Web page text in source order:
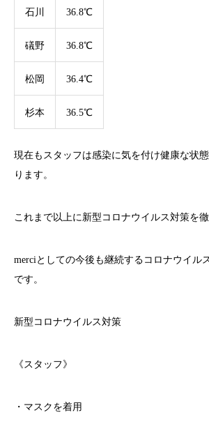
石川 36.8℃
礒野 36.8℃
松岡 36.4℃
杉本 36.5℃
現在もスタッフは感染に気を付け健康な状
ります。
これまで以上に新型コロナウイルス対策を徹
merci としての今後も継続するコロナウイル
です。
新型コロナウイルス対策
《スタッフ》
・マスクを着用